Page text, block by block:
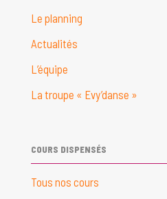
Le planning
Actualités
L’équipe
La troupe « Evy’danse »
COURS DISPENSÉS
Tous nos cours